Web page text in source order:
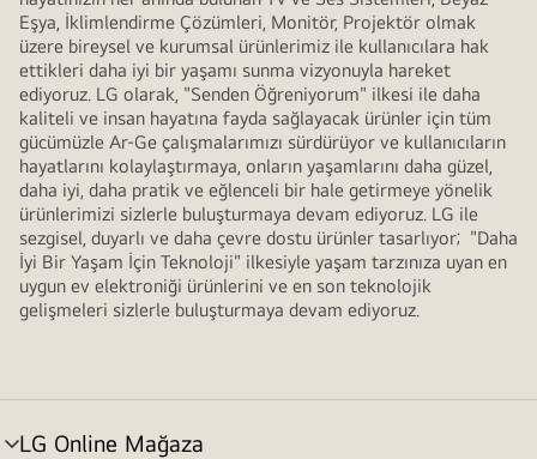
Eşya, İklimlendirme Çözümleri, Monitör, Projektör olmak
üzere bireysel ve kurumsal ürünlerimiz ile kullanıcılara hak
ettikleri daha iyi bir yaşamı sunma vizyonuyla hareket
ediyoruz. LG olarak, "Senden Öğreniyorum" ilkesi ile daha
kaliteli ve insan hayatına fayda sağlayacak ürünler için tüm
gücümüzle Ar-Ge çalışmalarımızı sürdürüyor ve kullanıcıların
hayatlarını kolaylaştırmaya, onların yaşamlarını daha güzel,
daha iyi, daha pratik ve eğlenceli bir hale getirmeye yönelik
ürünlerimizi sizlerle buluşturmaya devam ediyoruz. LG ile
sezgisel, duyarlı ve daha çevre dostu ürünler tasarlıyor; "Daha
İyi Bir Yaşam İçin Teknoloji" ilkesiyle yaşam tarzınıza uyan en
uygun ev elektroniği ürünlerini ve en son teknolojik
gelişmeleri sizlerle buluşturmaya devam ediyoruz.
LG Online Mağaza
menü